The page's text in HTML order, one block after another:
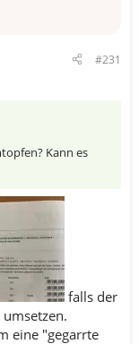
#231
Kann es
falls der
eine "gegarrte